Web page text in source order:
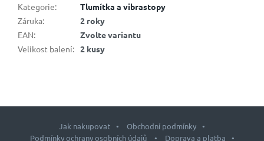
Kategorie:
Tlumítka a vibrastopy
Záruka:
2 roky
EAN:
Zvolte variantu
Velikost balení: 2 kusy
Jak nakupovat
Obchodní podmínky
Podmínky ochrany osobních údajů
Doprava a platba